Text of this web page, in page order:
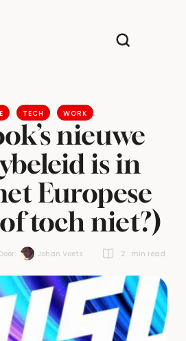
TECH WORK
nieuwe
is in
Europese
toch niet?)
Door: Johan Voets 2 min read